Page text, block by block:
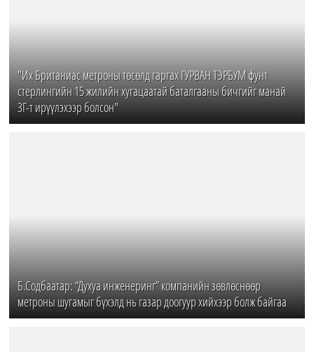
"Их Британиас метроны төсөлд гаргах ГУРВАН ТЭРБУМ фунт
стерлингийн 15 жилийн хугацаатай баталгааны бичгийг манай
ЗГ-т ирүүлэхээр болсон"
Б.Содбаатар: “Духуа инженеринг” компанийн зөвлөснөөр
метроны шугамыг бүхэлд нь газар доогуур хийхээр болж байгаа